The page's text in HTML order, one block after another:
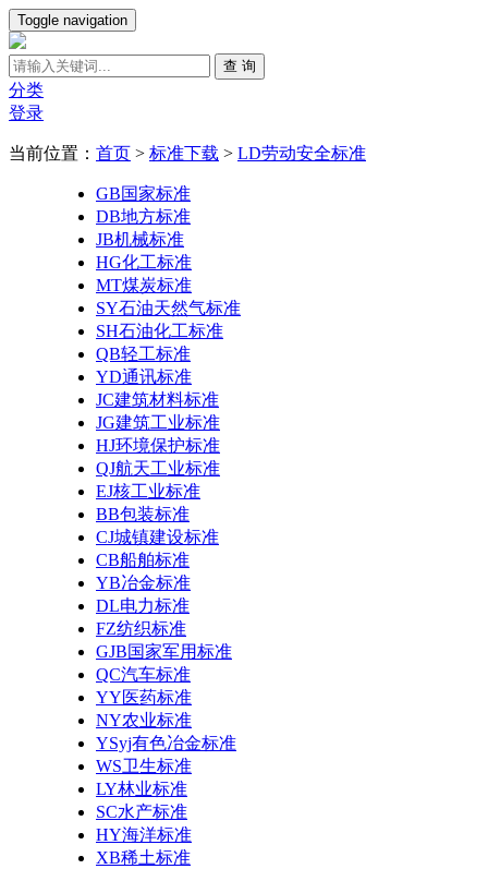
Toggle navigation
查 询
分类
登录
当前位置： 首页 > 标准下载 > LD劳动安全标准
GB国家标准
DB地方标准
JB机械标准
HG化工标准
MT煤炭标准
SY石油天然气标准
SH石油化工标准
QB轻工标准
YD通讯标准
JC建筑材料标准
JG建筑工业标准
HJ环境保护标准
QJ航天工业标准
EJ核工业标准
BB包装标准
CJ城镇建设标准
CB船舶标准
YB冶金标准
DL电力标准
FZ纺织标准
GJB国家军用标准
QC汽车标准
YY医药标准
NY农业标准
YSyj有色冶金标准
WS卫生标准
LY林业标准
SC水产标准
HY海洋标准
XB稀土标准